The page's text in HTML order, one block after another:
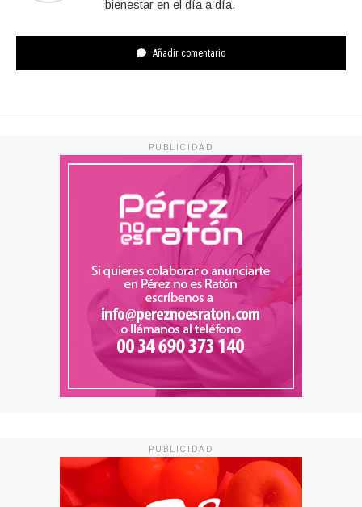
bienestar en el día a día.
Añadir comentario
PUBLICIDAD
PUBLICIDAD